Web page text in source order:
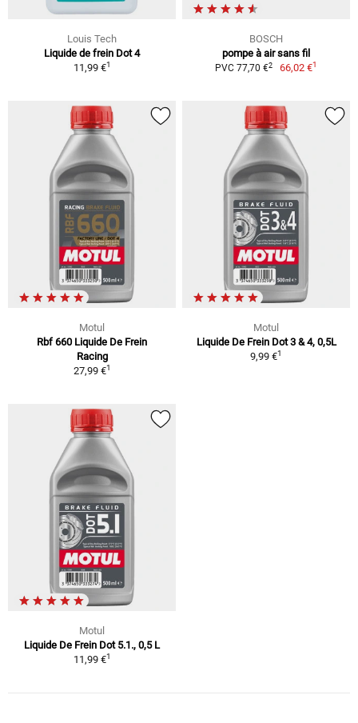
Louis Tech
Liquide de frein Dot 4
11,99 €1
BOSCH
pompe à air sans fil
PVC 77,70 €2 66,02 €1
Motul
Rbf 660 Liquide De Frein
Racing
27,99 €1
Motul
Liquide De Frein Dot 3 & 4, 0,5L
9,99 €1
Motul
Liquide De Frein Dot 5.1., 0,5 L
11,99 €1